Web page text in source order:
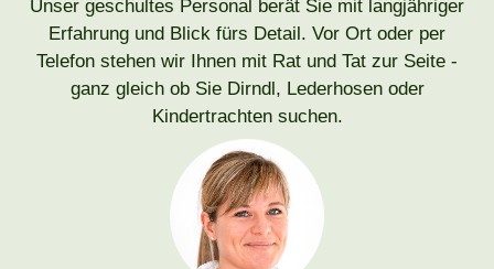
Unser geschultes Personal berät Sie mit langjähriger
Erfahrung und Blick fürs Detail. Vor Ort oder per
Telefon stehen wir Ihnen mit Rat und Tat zur Seite -
ganz gleich ob Sie Dirndl, Lederhosen oder
Kindertrachten suchen.